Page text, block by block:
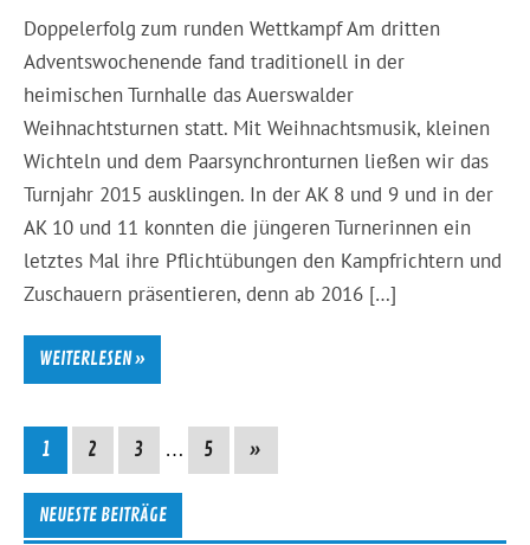
Doppelerfolg zum runden Wettkampf Am dritten
Adventswochenende fand traditionell in der
heimischen Turnhalle das Auerswalder
Weihnachtsturnen statt. Mit Weihnachtsmusik, kleinen
Wichteln und dem Paarsynchronturnen ließen wir das
Turnjahr 2015 ausklingen. In der AK 8 und 9 und in der
AK 10 und 11 konnten die jüngeren Turnerinnen ein
letztes Mal ihre Pflichtübungen den Kampfrichtern und
Zuschauern präsentieren, denn ab 2016 […]
WEITERLESEN »
1 2 3 … 5 »
NEUESTE BEITRÄGE